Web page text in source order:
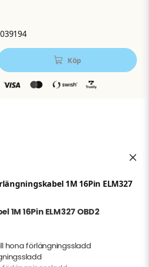
Köp
1M 16Pin ELM327
16Pin ELM327 OBD2
hona förlängningssladd